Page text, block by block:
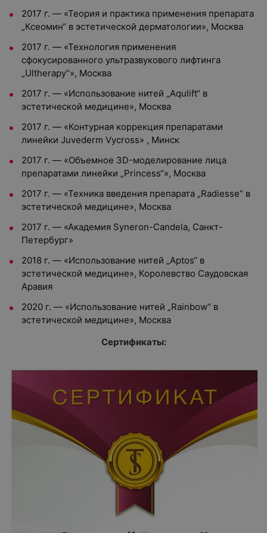
2017 г. — «Теория и практика применения препарата
„Ксеомин“ в эстетической дерматологии», Москва
2017 г. — «Технология применения
сфокусированного ультразвукового лифтинга
„Ultherapy“», Москва
2017 г. — «Использование нитей „Aqulift“ в
эстетической медицине», Москва
2017 г. — «Контурная коррекция препаратами
линейки Juvederm Vycross» , Минск
2017 г. — «Объемное 3D-моделирование лица
препаратами линейки „Princess“», Москва
2017 г. — «Техника введения препарата „Radiesse“ в
эстетической медицине», Москва
2017 г. — «Академия Syneron-Candela, Санкт-
Петербург»
2018 г. — «Использование нитей „Aptos“ в
эстетической медицине», Королевство Саудовская
Аравия
2020 г. — «Использование нитей „Rainbow“ в
эстетической медицине», Москва
Сертификаты: